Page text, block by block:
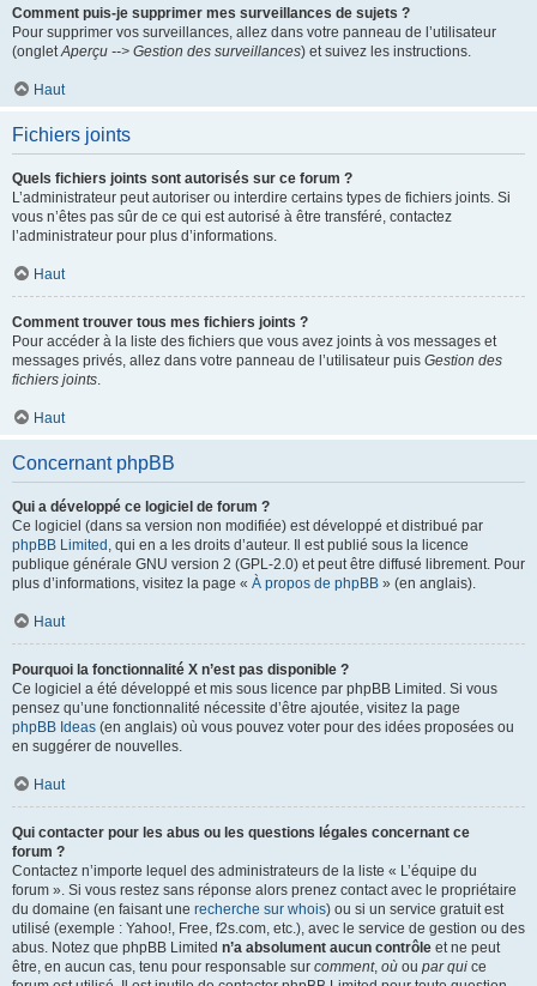
Comment puis-je supprimer mes surveillances de sujets ?
Pour supprimer vos surveillances, allez dans votre panneau de l’utilisateur
(ongletAperçu --> Gestion des surveillances) et suivez les instructions.
Haut
Fichiers joints
Quels fichiers joints sont autorisés sur ce forum ?
L’administrateur peut autoriser ou interdire certains types de fichiers joints. Si
vous n’êtes pas sûr de ce qui est autorisé à être transféré, contactez
l’administrateur pour plus d’informations.
Haut
Comment trouver tous mes fichiers joints ?
Pour accéder à la liste des fichiers que vous avez joints à vos messages et
messages privés, allez dans votre panneau de l’utilisateur puis Gestion des
fichiers joints.
Haut
Concernant phpBB
Qui a développé ce logiciel de forum ?
Ce logiciel (dans sa version non modifiée) est développé et distribué par
phpBB Limited , qui en a les droits d’auteur. Il est publié sous la licence
publique générale GNU version 2 (GPL-2.0) et peut être diffusé librement. Pour
plus d’informations, visitez la page « À propos de phpBB » (en anglais).
Haut
Pourquoi la fonctionnalité X n’est pas disponible ?
Ce logiciel a été développé et mis sous licence par phpBB Limited. Si vous
pensez qu’une fonctionnalité nécessite d’être ajoutée, visitez la page
phpBB Ideas (en anglais) où vous pouvez voter pour des idées proposées ou
en suggérer de nouvelles.
Haut
Qui contacter pour les abus ou les questions légales concernant ce
forum ?
Contactez n’importe lequel des administrateurs de la liste « L’équipe du
forum ». Si vous restez sans réponse alors prenez contact avec le propriétaire
du domaine (en faisant une recherche sur whois) ou si un service gratuit est
utilisé (exemple : Yahoo!, Free, f2s.com, etc.), avec le service de gestion ou des
abus. Notez que phpBB Limited n’a absolument aucun contrôle et ne peut
être, en aucun cas, tenu pour responsable sur comment, où ou par qui ce